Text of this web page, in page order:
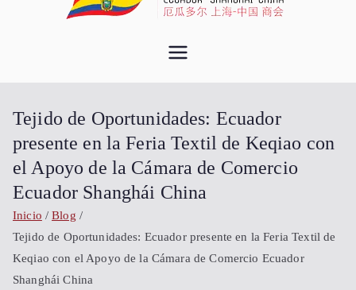
Comercio
Ecuador
Shanghái
China
Importa desde China - Compra en
Tejido de Oportunidades: Ecuador
presente en la Feria Textil de Keqiao con
el Apoyo de la Cámara de Comercio
Ecuador Shanghái China
Inicio
Blog
Tejido de Oportunidades: Ecuador presente en la Feria Textil de
Keqiao con el Apoyo de la Cámara de Comercio Ecuador
Shanghái China